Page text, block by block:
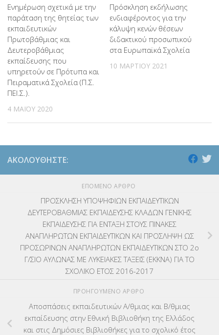
Ενημέρωση σχετικά με την
παράταση της θητείας των
εκπαιδευτικών
Πρωτοβάθμιας και
Δευτεροβάθμιας
εκπαίδευσης που
υπηρετούν σε Πρότυπα και
Πειραματικά Σχολεία (Π.Σ.
ΠΕΙ.Σ.).
4 ΜΑΪ́ΟΥ 2020
Πρόσκληση εκδήλωσης
ενδιαφέροντος για την
κάλυψη κενών θέσεων
διδακτικού προσωπικού
στα Ευρωπαϊκά Σχολεία
10 ΜΑΡΤΊΟΥ 2021
ΑΚΟΛΟΥΘΉΣΤΕ:
ΕΠΌΜΕΝΟ ΆΡΘΡΟ
ΠΡΟΣΚΛΗΣΗ ΥΠΟΨΗΦΙΩΝ ΕΚΠΑΙΔΕΥΤΙΚΩΝ
ΔΕΥΤΕΡΟΒΑΘΜΙΑΣ ΕΚΠΑΙΔΕΥΣΗΣ ΚΛΑΔΩΝ ΓΕΝΙΚΗΣ
ΕΚΠΑΙΔΕΥΣΗΣ ΓΙΑ ΕΝΤΑΞΗ ΣΤΟΥΣ ΠΙΝΑΚΕΣ
ΑΝΑΠΛΗΡΩΤΩΝ ΕΚΠΑΙΔΕΥΤΙΚΩΝ ΚΑΙ ΠΡΟΣΛΗΨΗ ΩΣ
ΠΡΟΣΩΡΙΝΩΝ ΑΝΑΠΛΗΡΩΤΩΝ ΕΚΠΑΙΔΕΥΤΙΚΩΝ ΣΤΟ 2ο
Γ/ΣΙΟ ΑΥΛΩΝΑΣ ΜΕ ΛΥΚΕΙΑΚΕΣ ΤΑΞΕΙΣ (ΕΚΚΝΑ) ΓΙΑ ΤΟ
ΣΧΟΛΙΚΟ ΕΤΟΣ 2016-2017
ΠΡΟΗΓΟΎΜΕΝΟ ΆΡΘΡΟ
Αποσπάσεις εκπαιδευτικών Α/θμιας και Β/θμιας
εκπαίδευσης στην Εθνική Βιβλιοθήκη της Ελλάδος
και στις Δημόσιες Βιβλιοθήκες για το σχολικό έτος
ΔΙΑΓΩΝΙΣΜΟΙ(305)
ΔΙΟΙΚΗΤΙΚΑ ΘΕΜΑΤΑ
ΔΙΟΡΙΣΜΟΙ(123)
ΕΚΔΡΟΜΕΣ(7.354)
ΕΚΠΑΙΔΕΥΤΙΚΑ ΘΕΜΑΤΑ
ΕΠΙΜΟΡΦΩΣΗ Τ.Π.Ε.(10)
ΚΕΣΥΠ(109)
ΚΠγ – ΚΡΑΤΙΚΟ ΠΙΣΤΟΠΟΙΗΤΙΚΟ ΓΛΩΣΣΟΜΑΘΕΙΑΣ(135)
ΚΠπ- ΚΡΑΤΙΚΟ ΠΙΣΤΟΠΟΙΗΤΙΚΟ ΠΛΗΡΟΦΟΡΙΚΗΣ (12)
ΜΑΘΗΤΕΙΑ(275)
ΜΕΤΑΘΕΣΕΙΣ-ΤΟΠΟΘΕΤΗΣΕΙΣ ΒΕΛΤΙΩΣΕΙΣ (319)